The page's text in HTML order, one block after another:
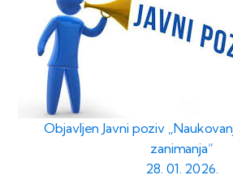
Objavljen Javni poziv
zanimanja“
28. 01. 2026.